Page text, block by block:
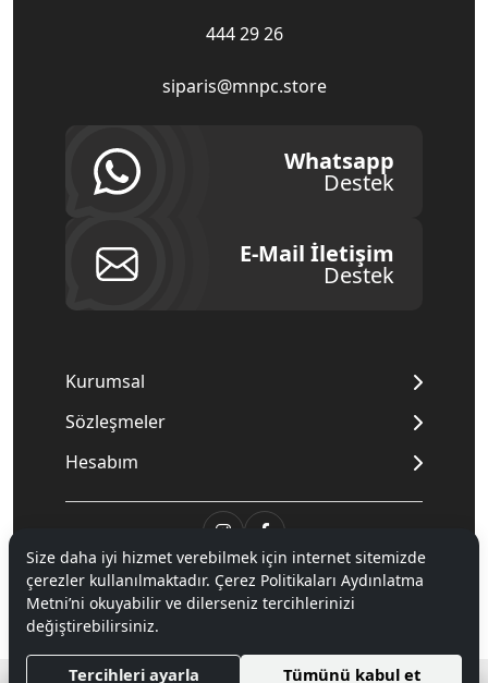
444 29 26
siparis@mnpc.store
Whatsapp
Destek
E-Mail İletişim
Destek
Kurumsal
Sözleşmeler
Hesabım
© 2020Mnpc. Tüm hakları saklıdır.
Hipotenüs Yeni Nesil E-Ticaret Sistemleri ile Hazırlanmıştır.
Size daha iyi hizmet verebilmek için internet sitemizde
çerezler kullanılmaktadır. Çerez Politikaları Aydınlatma
Metni’ni okuyabilir ve dilerseniz tercihlerinizi
değiştirebilirsiniz.
Tercihleri ayarla Tümünü kabul et